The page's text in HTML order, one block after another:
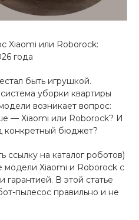
карты
25
раз в 2
вопросы?
02-51
Xiaomi или Roborock:
года
быть игрушкой.
уборки квартиры
возникает вопрос:
— Xiaomi или Roborock? И
конкретный бюджет?
ссылку на каталог роботов)
модели Xiaomi и Roborock с
В этой статье
пылесос правильно и не